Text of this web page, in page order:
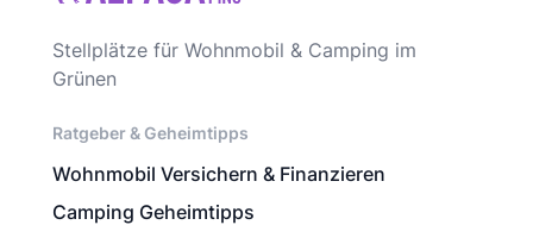
Stellplätze für Wohnmobil & Camping im
Grünen
Ratgeber & Geheimtipps
Wohnmobil Versichern & Finanzieren
Camping Geheimtipps